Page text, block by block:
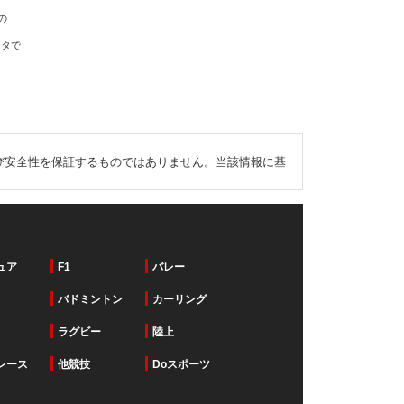
で
全性を保証するものではありません。当該情報に基
ア F1 バレー
バドミントン カーリング
ラグビー 陸上
ース 他競技 Doスポーツ